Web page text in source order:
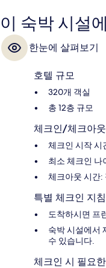
이 숙박 시설
한눈에 살펴보기
호텔 규모
320개 객실
총 12층 규모
체크인/체크아웃
체크인 시작 시
최소 체크인 나
체크아웃 시간:
특별 체크인 지침
도착하시면 프
숙박 시설에서
수 있습니다.
체크인 시 필요